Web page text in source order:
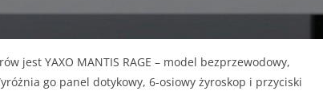
jest YAXO MANTIS RAGE – model bezprzewodowy,
go panel dotykowy, 6-osiowy żyroskop i przyciski